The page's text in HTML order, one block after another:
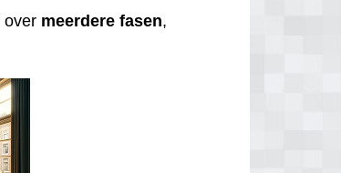
over meerdere fasen,